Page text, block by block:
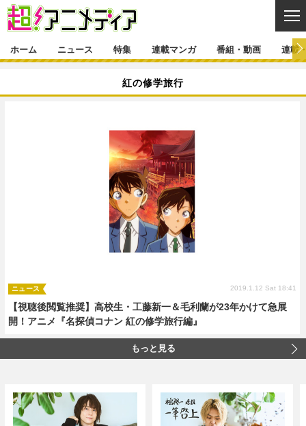
ゲーム・アプリ
連載マンガ一覧
番組・動画一覧
連載・ブログ一覧
編集部ブログ・お知らせ
ホーム ニュース 特集 連載マンガ 番組・動画 連載
紅の修学旅行
【視聴後閲覧推奨】高校生・工藤新一＆毛利蘭が23年かけて急展
開！アニメ『名探偵コナン 紅の修学旅行編』
ニュース 2019.1.12 Sat 18:41
もっと見る